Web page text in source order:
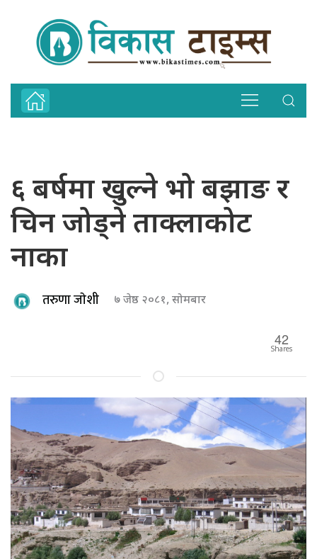
६ बर्षमा खुल्ने भो बझाङ र
चिन जोड्ने ताक्लाकोट
नाका
तरुणा जाेशी ७ जेष्ठ २०८१, सोमबार
42
Shares